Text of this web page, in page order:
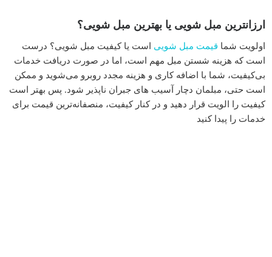
ارزانترین مبل شویی یا بهترین مبل شویی؟
اولویت شما قیمت مبل شویی است یا کیفیت مبل شویی؟ درست
است که هزینه شستن مبل مهم است، اما در صورت دریافت خدمات
بی‌کیفیت، شما با اضافه کاری و هزینه مجدد روبرو می‌شوید و ممکن
است حتی، مبلمان دچار آسیب های جبران ناپذیر شود. پس بهتر است
کیفیت را الویت قرار دهید و در کنار کیفیت، منصفانه‌ترین قیمت برای
خدمات را پیدا کنید